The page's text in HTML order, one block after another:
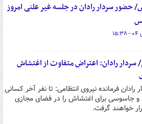
حضور سردار رادان در جلسه غیر علنی امروز
سردار رادان: اعتراض متفاوت از اغتشاش
رادان فرمانده نیروی انتظامی: تا نفر آخر کسانی
و جاسوسی برای اغتشاش را در فضای مجازی
خواهند گرفت.